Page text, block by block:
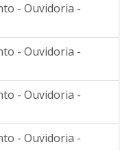
- Ouvidoria -
- Ouvidoria -
- Ouvidoria -
- Ouvidoria -